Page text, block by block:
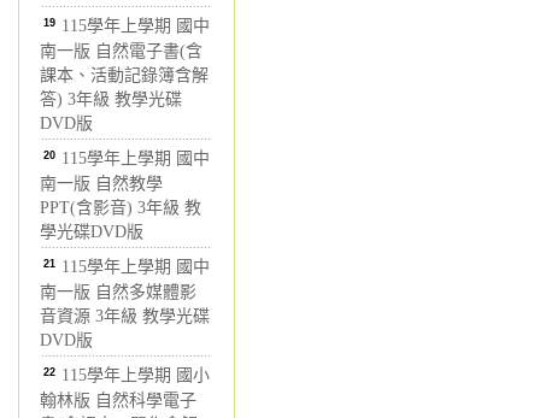
19 115學年上學期 國中
南一版 自然電子書(含
課本、活動記錄簿含解
答) 3年級 教學光碟
DVD版
20 115學年上學期 國中
南一版 自然教學
PPT(含影音) 3年級 教
學光碟DVD版
21 115學年上學期 國中
南一版 自然多媒體影
音資源 3年級 教學光碟
DVD版
22 115學年上學期 國小
翰林版 自然科學電子